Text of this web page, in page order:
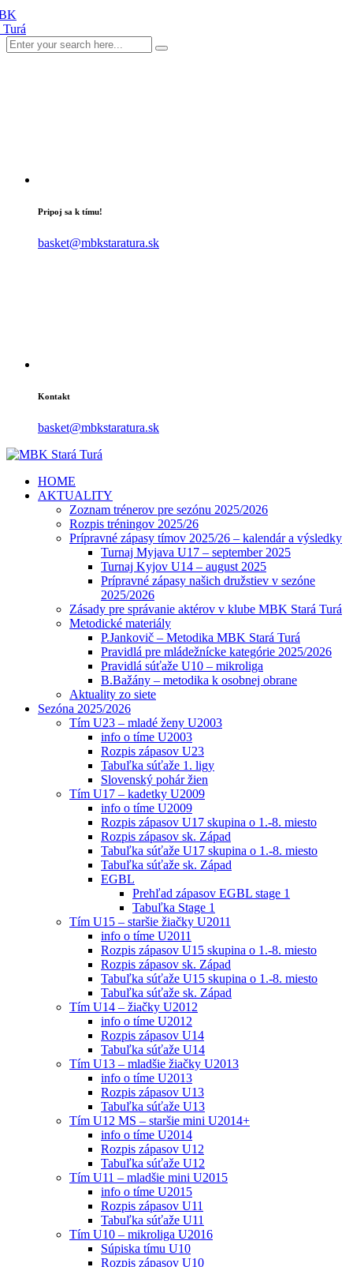
Pripoj sa k tímu!
basket@mbkstaratura.sk
Kontakt
basket@mbkstaratura.sk
HOME
AKTUALITY
Zoznam trénerov pre sezónu 2025/2026
Rozpis tréningov 2025/26
Prípravné zápasy tímov 2025/26 – kalendár a výsledky
Turnaj Myjava U17 – september 2025
Turnaj Kyjov U14 – august 2025
Prípravné zápasy našich družstiev v sezóne
2025/2026
Zásady pre správanie aktérov v klube MBK Stará Turá
Metodické materiály
P.Jankovič – Metodika MBK Stará Turá
Pravidlá pre mládežnícke kategórie 2025/2026
Pravidlá súťaže U10 – mikroliga
B.Bažány – metodika k osobnej obrane
Aktuality zo siete
Sezóna 2025/2026
Tím U23 – mladé ženy U2003
info o tíme U2003
Rozpis zápasov U23
Tabuľka súťaže 1. ligy
Slovenský pohár žien
Tím U17 – kadetky U2009
info o tíme U2009
Rozpis zápasov U17 skupina o 1.-8. miesto
Rozpis zápasov sk. Západ
Tabuľka súťaže U17 skupina o 1.-8. miesto
Tabuľka súťaže sk. Západ
EGBL
Prehľad zápasov EGBL stage 1
Tabuľka Stage 1
Tím U15 – staršie žiačky U2011
info o tíme U2011
Rozpis zápasov U15 skupina o 1.-8. miesto
Rozpis zápasov sk. Západ
Tabuľka súťaže U15 skupina o 1.-8. miesto
Tabuľka súťaže sk. Západ
Tím U14 – žiačky U2012
info o tíme U2012
Rozpis zápasov U14
Tabuľka súťaže U14
Tím U13 – mladšie žiačky U2013
info o tíme U2013
Rozpis zápasov U13
Tabuľka súťaže U13
Tím U12 MS – staršie mini U2014+
info o tíme U2014
Rozpis zápasov U12
Tabuľka súťaže U12
Tím U11 – mladšie mini U2015
info o tíme U2015
Rozpis zápasov U11
Tabuľka súťaže U11
Tím U10 – mikroliga U2016
Súpiska tímu U10
Rozpis zápasov U10